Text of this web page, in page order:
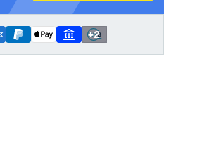
+2